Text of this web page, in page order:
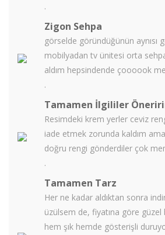
.
Zigon Sehpa
görselde göründüğünün aynısı
mobilyadan tv ünitesi orta
aldım hepsindende çoooook
.
Tamamen İlgililer
Resimdeki krem yerler ceviz
iade etmek zorunda kaldım
doğru rengi gönderdiler çok
.
Tamamen Tarz
Her ne kadar aldıktan sonra
üzülsem de, fiyatına göre
hem şık hemde gösterişli